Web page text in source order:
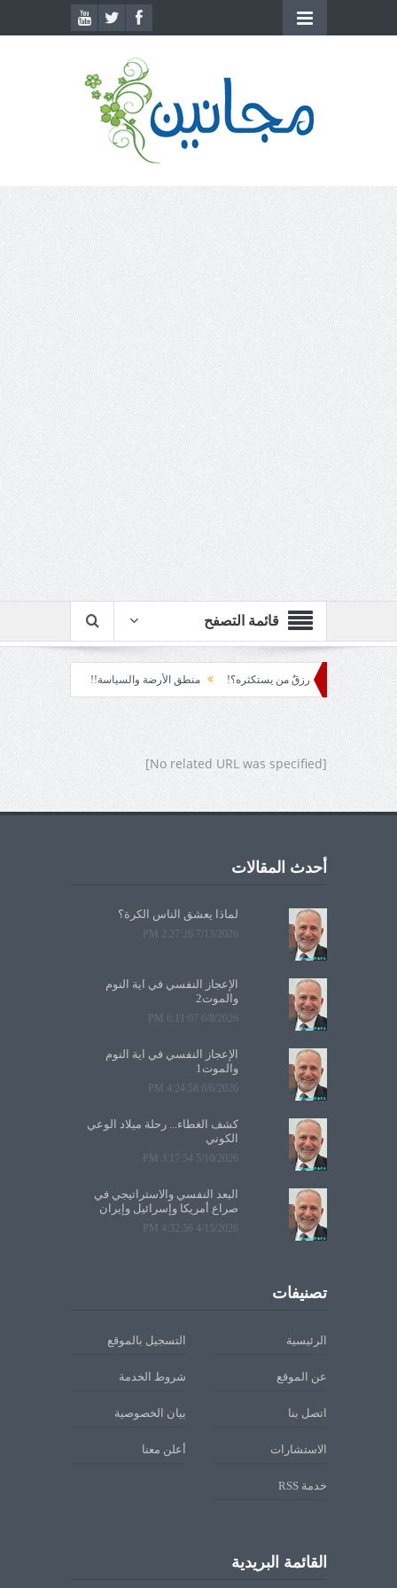
قائمة التصفح
ربع قرن!! رزقٌ من يستكثره؟! منطق الأرضة والسياسة!! لحظة نشوة!!
حتى لا تنطفئ.... الدهشة!
[No related URL was specified]
أحدث المقالات
لماذا يعشق الناس الكرة؟
7/13/2026 2:27:26 PM
الإعجاز النفسي في آية النوم
والموت2
6/8/2026 6:11:07 PM
الإعجاز النفسي في آية النوم
والموت1
6/6/2026 4:24:58 PM
كشف الغطاء... رحلة ميلاد الوعي
الكوني
5/10/2026 3:17:54 PM
البعد النفسي والاستراتيجي في
صراع أمريكا وإسرائيل وإيران
4/15/2026 4:32:56 PM
تصنيفات
الرئيسية التسجيل بالموقع
عن الموقع شروط الخدمة
اتصل بنا بيان الخصوصية
الاستشارات أعلن معنا
خدمة RSS
القائمة البريدية